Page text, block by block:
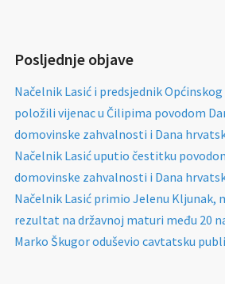
Posljednje objave
Načelnik Lasić i predsjednik
položili vijenac u Čilipima povodom
domovinske zahvalnosti i Dana
Načelnik Lasić uputio čestitku
domovinske zahvalnosti i Dana
Načelnik Lasić primio Jelenu Kljunak,
rezultat na državnoj maturi među 20
Marko Škugor oduševio cavtatsku